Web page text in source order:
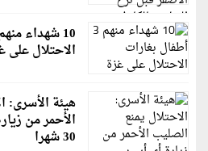
الاحتلال على
هيئة الأسرى:
الأحمر من
30 شهرا